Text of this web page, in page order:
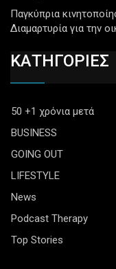
Παγκύπρια
Διαμαρτυρία για την
ΚΑΤΗΓΟΡΙΕΣ
50 +1 χρόνια μετά
BUSINESS
GOING OUT
LIFESTYLE
News
Podcast Therapy
Top Stories